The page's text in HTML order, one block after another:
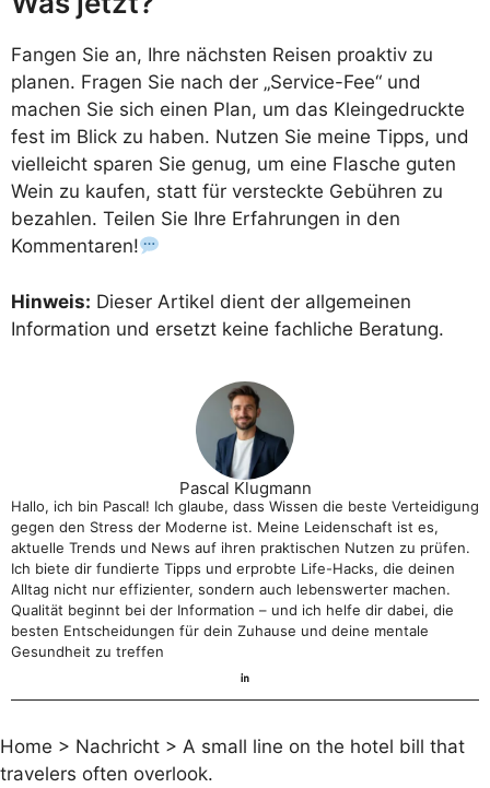
Fangen Sie an, Ihre nächsten Reisen proaktiv zu
planen. Fragen Sie nach der „Service-Fee“ und
machen Sie sich einen Plan, um das Kleingedruckte
fest im Blick zu haben. Nutzen Sie meine Tipps, und
vielleicht sparen Sie genug, um eine Flasche guten
Wein zu kaufen, statt für versteckte Gebühren zu
bezahlen. Teilen Sie Ihre Erfahrungen in den
Kommentaren!
Hinweis: Dieser Artikel dient der allgemeinen
Information und ersetzt keine fachliche Beratung.
Pascal Klugmann
Hallo, ich bin Pascal! Ich glaube, dass Wissen die beste Verteidigung
gegen den Stress der Moderne ist. Meine Leidenschaft ist es,
aktuelle Trends und News auf ihren praktischen Nutzen zu prüfen.
Ich biete dir fundierte Tipps und erprobte Life-Hacks, die deinen
Alltag nicht nur effizienter, sondern auch lebenswerter machen.
Qualität beginnt bei der Information – und ich helfe dir dabei, die
besten Entscheidungen für dein Zuhause und deine mentale
Gesundheit zu treffen
Home > Nachricht > A small line on the hotel bill that
travelers often overlook.